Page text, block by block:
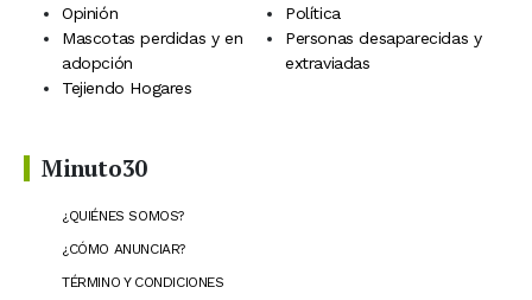
Opinión
Política
Mascotas perdidas y en
adopción
Personas desaparecidas y
extraviadas
Tejiendo Hogares
Minuto30
¿QUIÉNES SOMOS?
¿CÓMO ANUNCIAR?
TÉRMINO Y CONDICIONES